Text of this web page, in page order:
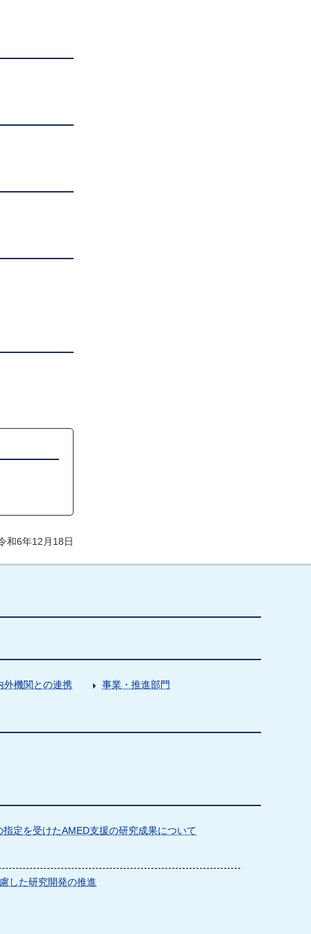
6年12月18日
外機関との連携 事業・推進部門
定を受けたAMED支援の研究成果について
した研究開発の推進